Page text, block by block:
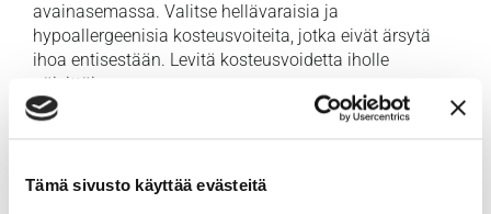
Tämä sivusto käyttää evästeitä
avainasemassa. Valitse hellävaraisia ja
hypoallergeenisia kosteusvoiteita, jotka eivät ärsytä
ihoa entisestään. Levitä kosteusvoidetta iholle
päivittäin
2. Vältä ärsyttäviä aineita
pesuaine tai jokin ruoka-aine.